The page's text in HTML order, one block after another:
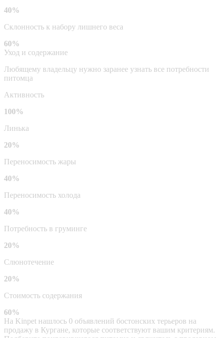
40%
Склонность к набору лишнего веса
60%
Уход и содержание
Любящему владельцу нужно заранее узнать все потребности
питомца
Активность
100%
Линька
20%
Переносимость жары
40%
Переносимость холода
40%
Потребность в груминге
20%
Слюнотечение
20%
Стоимость содержания
60%
На Kinpet нашлось 0 объявлений бостонских терьеров на
продажу в Кургане, которые соответствуют вашим критериям.